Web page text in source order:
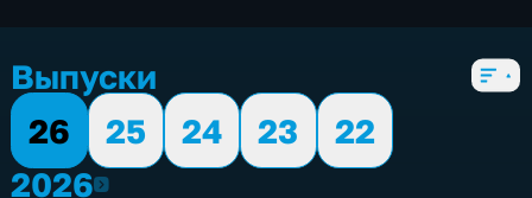
Выпуски
26
25 24 23
22
20262026